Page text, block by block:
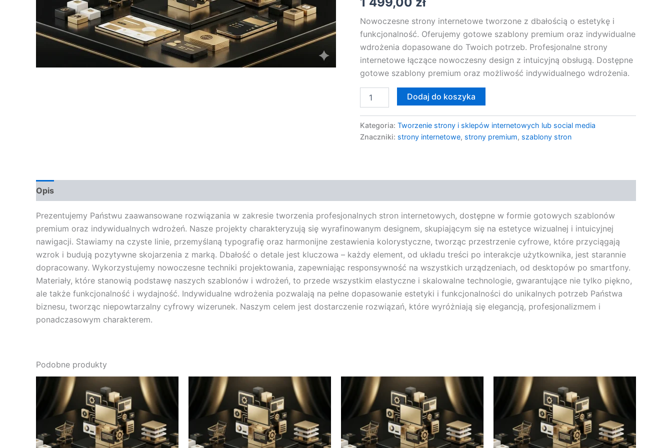
Nowoczesne strony internetowe tworzone z dbałością o estetykę i
funkcjonalność. Oferujemy gotowe szablony premium oraz indywidualne
wdrożenia dopasowane do Twoich potrzeb. Profesjonalne strony
internetowe łączące nowoczesny design z intuicyjną obsługą. Dostępne
gotowe szablony premium oraz możliwość indywidualnego wdrożenia.
Dodaj do koszyka
Kategoria: Tworzenie strony i sklepów internetowych lub social media
Znaczniki: strony internetowe, strony premium, szablony stron
Opis
Prezentujemy Państwu zaawansowane rozwiązania w zakresie tworzenia profesjonalnych stron internetowych, dostępne w formie gotowych szablonów
premium oraz indywidualnych wdrożeń. Nasze projekty charakteryzują się wyrafinowanym designem, skupiającym się na estetyce wizualnej i intuicyjnej
nawigacji. Stawiamy na czyste linie, przemyślaną typografię oraz harmonijne zestawienia kolorystyczne, tworząc przestrzenie cyfrowe, które przyciągają
wzrok i budują pozytywne skojarzenia z marką. Dbałość o detale jest kluczowa – każdy element, od układu treści po interakcje użytkownika, jest starannie
dopracowany. Wykorzystujemy nowoczesne techniki projektowania, zapewniając responsywność na wszystkich urządzeniach, od desktopów po smartfony.
Materiały, które stanowią podstawę naszych szablonów i wdrożeń, to przede wszystkim elastyczne i skalowalne technologie, gwarantujące nie tylko piękno,
ale także funkcjonalność i wydajność. Indywidualne wdrożenia pozwalają na pełne dopasowanie estetyki i funkcjonalności do unikalnych potrzeb Państwa
biznesu, tworząc niepowtarzalny cyfrowy wizerunek. Naszym celem jest dostarczenie rozwiązań, które wyróżniają się elegancją, profesjonalizmem i
ponadczasowym charakterem.
Podobne produkty